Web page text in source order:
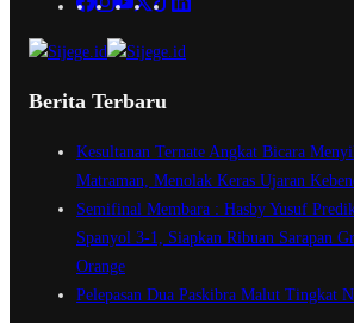
Berita Terbaru
Kesultanan Ternate Angkat Bicara
Matraman, Menolak Keras Ujaran
Semifinal Membara : Hasby Yusuf
Spanyol 3-1, Siapkan Ribuan Sarapan
Orange
Pelepasan Dua Paskibra Malut Tingkat